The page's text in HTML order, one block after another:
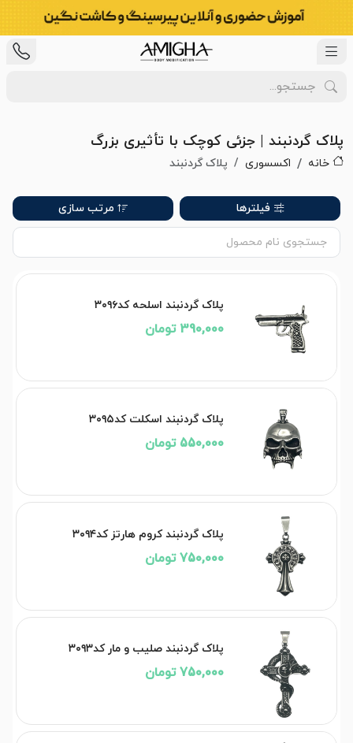
پلاک گردنبند | جزئی کوچک با تأثیری بزرگ
خانه اکسسوری پلاک گردنبند
فیلترها مرتب سازی
پلاک گردنبند اسلحه کد۳۰۹۶
390,000 تومان
پلاک گردنبند اسکلت کد۳۰۹۵
550,000 تومان
پلاک گردنبند کروم هارتز کد۳۰۹۴
750,000 تومان
پلاک گردنبند صلیب و مار کد۳۰۹۳
750,000 تومان